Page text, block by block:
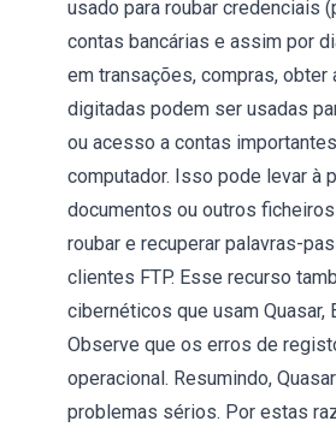
usado para roubar credenciais
contas bancárias e assim por
em transações, compras,
digitadas podem ser usadas
ou acesso a contas
computador. Isso pode levar à
documentos ou outros
roubar e recuperar palavras-
clientes FTP. Esse recurso
cibernéticos que usam
Observe que os erros de
operacional. Resumindo,
problemas sérios. Por estas